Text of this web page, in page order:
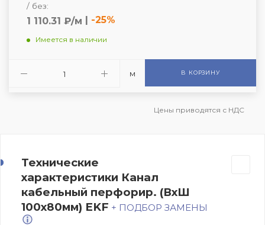
/ без:
1 110.31 ₽/м | -25%
Имеется в наличии
м В КОРЗИНУ
Цены приводятся с НДС
Технические
характеристики Канал
кабельный перфорир. (ВхШ
100х80мм) EKF + ПОДБОР ЗАМЕНЫ